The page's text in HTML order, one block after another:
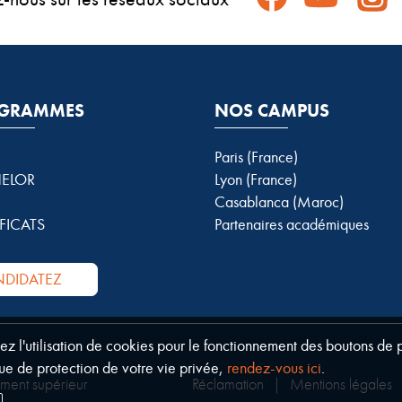
NOS CAMPUS
Paris (France)
Lyon (France)
Casablanca (Maroc)
Partenaires académiques
supérieur Réclamation Mentions légales
l'utilisation de cookies pour le fonctionnement des boutons
de protection de votre vie privée, rendez-vous ici.